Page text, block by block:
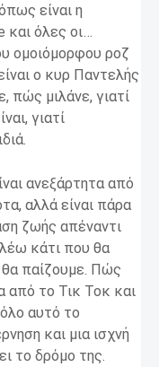
είναι η
όλες οι…
ομοιόμορφου ροζ
ο κυρ Παντελής
πώς μιλάνε, γιατί
γιατί
ανεξάρτητα από
αλλά είναι πάρα
ζωής απέναντι
κάτι που θα
θα παίζουμε. Πώς
από το Τικ Τοκ και
αυτό το
και μια ισχνή
το δρόμο της.